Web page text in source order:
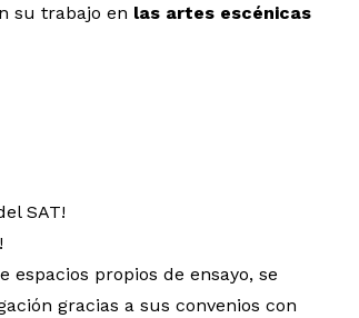
su trabajo en las artes escénicas
SAT!
espacios propios de ensayo, se
gracias a sus convenios con